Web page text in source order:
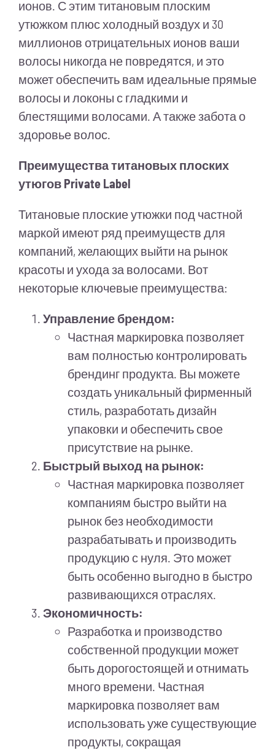
ионов. С этим титановым плоским
утюжком плюс холодный воздух и 30
миллионов отрицательных ионов ваши
волосы никогда не повредятся, и это
может обеспечить вам идеальные прямые
волосы и локоны с гладкими и
блестящими волосами. А также забота о
здоровье волос.
Преимущества титановых плоских
утюгов Private Label
Титановые плоские утюжки под частной
маркой имеют ряд преимуществ для
компаний, желающих выйти на рынок
красоты и ухода за волосами. Вот
некоторые ключевые преимущества:
Управление брендом:
Частная маркировка позволяет
вам полностью контролировать
брендинг продукта. Вы можете
создать уникальный фирменный
стиль, разработать дизайн
упаковки и обеспечить свое
присутствие на рынке.
Быстрый выход на рынок:
Частная маркировка позволяет
компаниям быстро выйти на
рынок без необходимости
разрабатывать и производить
продукцию с нуля. Это может
быть особенно выгодно в быстро
развивающихся отраслях.
Экономичность:
Разработка и производство
собственной продукции может
быть дорогостоящей и отнимать
много времени. Частная
маркировка позволяет вам
использовать уже существующие
продукты, сокращая